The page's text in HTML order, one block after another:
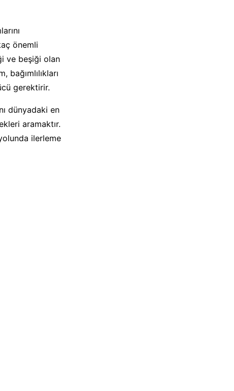
önemli
ve beşiği olan
gerektirir.
dünyadaki en
aramaktır.
ilerleme